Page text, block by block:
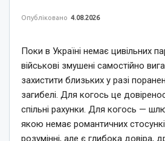
Опубліковано 4.08.2026
Поки в Україні немає цивільних
військові змушені самостійно
захистити близьких у разі
загибелі. Для когось це
спільні рахунки. Для когось —
якою немає романтичних
розумінні, але є глибока довіра,